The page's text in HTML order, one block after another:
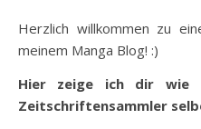
Herzlich willkommen zu einer neuen Bastelanleitung auf
meinem Manga Blog! :)
Hier zeige ich dir wie
Zeitschriftensammler